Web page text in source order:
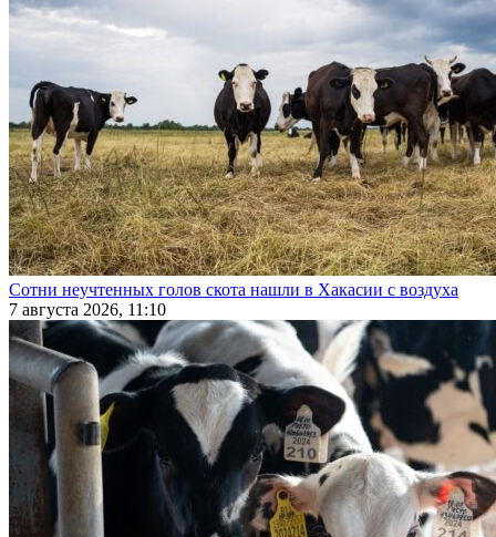
Сотни неучтенных голов скота нашли в Хакасии с воздуха
7 августа 2026, 11:10